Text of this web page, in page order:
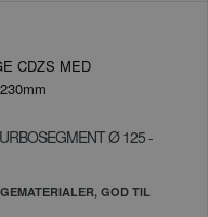
Ø 125 -
GOD TIL